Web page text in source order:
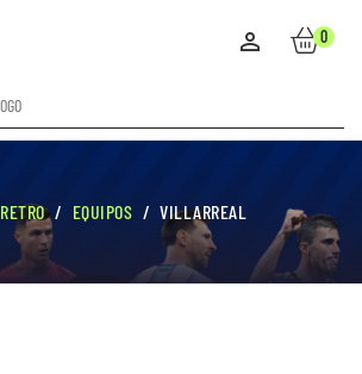
0

RETRO EQUIPOS VILLARREAL